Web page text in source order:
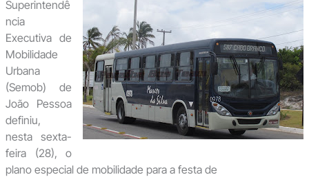
Superintendê
ncia
Executiva de
Mobilidade
Urbana
(Semob) de
João Pessoa
definiu,
nesta sexta-
feira (28), o
plano especial de mobilidade para a festa de